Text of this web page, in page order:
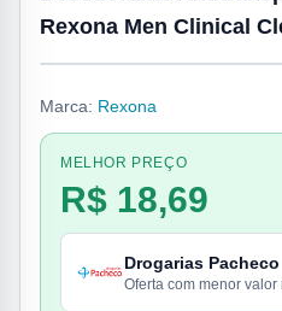
Rexona Men Clinical
Marca: Rexona
MELHOR PREÇO
R$ 18,69
Drogarias Pacheco
Oferta com menor valor